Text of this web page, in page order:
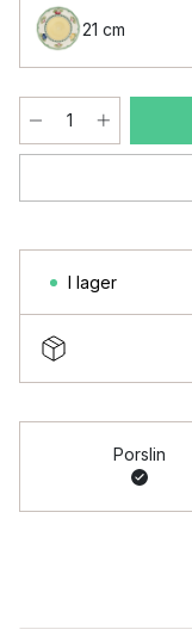
21 cm
I lager
Porslin